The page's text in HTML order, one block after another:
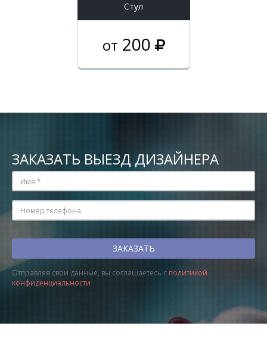
Стул
от 200
ЗАКАЗАТЬ ВЫЕЗД ДИЗАЙНЕРА
Отправляя свои данные, вы соглашаетесь с политикой
конфиденциальности